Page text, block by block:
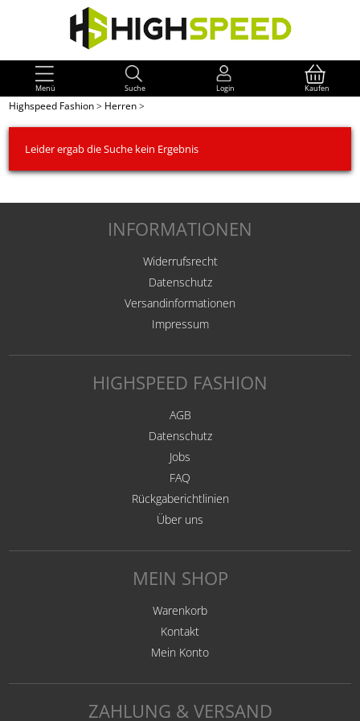
Menü Suche Login Kaufen
Highspeed Fashion> Herren>
Leider ergab die Suche kein Ergebnis
INFORMATIONEN
Widerrufsrecht
Datenschutz
Versandinformationen
Impressum
HIGHSPEED FASHION
AGB
Datenschutz
Jobs
FAQ
Rückgaberichtlinien
Über uns
MEIN SHOP
Warenkorb
Kontakt
Mein Konto
ZAHLUNG & VERSAND